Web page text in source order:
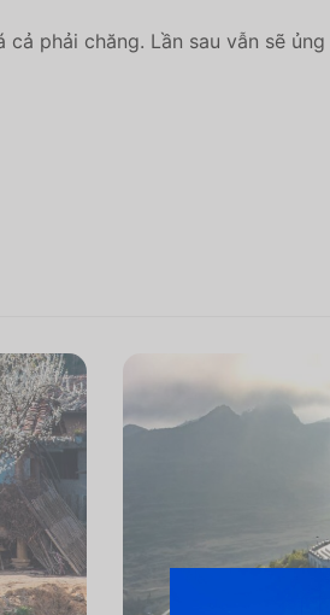
phải chăng. Lần sau vẫn sẽ ủng